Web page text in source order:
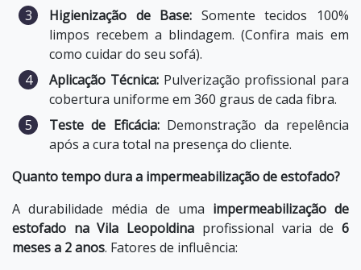
Higienização de Base: Somente tecidos 100%
limpos recebem a blindagem. (Confira mais em
como cuidar do seu sofá).
Aplicação Técnica:Pulverização profissional para
cobertura uniforme em 360 graus de cada fibra.
Teste de Eficácia:Demonstração da repelência
após a cura total na presença do cliente.
Quanto tempo dura a impermeabilização de estofado?
A durabilidade média de uma impermeabilização de
estofado na Vila Leopoldina profissional varia de6
meses a 2 anos. Fatores de influência: